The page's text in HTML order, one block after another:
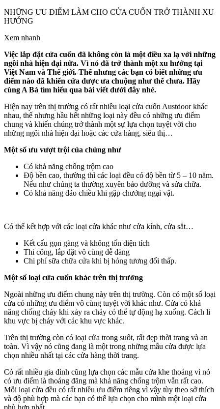
NHỮNG ƯU ĐIỂM LÀM CHO CỬA CUỐN TRỞ THÀNH XU
HƯỚNG
Xem nhanh
Việc lắp đặt cửa cuốn đã không còn là một điều xa lạ với những
ngôi nhà hiện đại nữa. Vì nó đã trở thành một xu hướng tại
Việt Nam và Thế giới. Thế nhưng các bạn có biết những ưu
điểm nào đã khiến cửa được ưa chuộng như thế chưa. Hãy
cùng A Bá tìm hiểu qua bài viết dưới đây nhé.
Hiện nay trên thị trường có rất nhiều loại cửa cuốn Austdoor khác
nhau, thế nhưng hầu hết những loại này đều có những ưu điểm
chung và khiến chúng trở thành một sự lựa chọn tuyệt vời cho
những ngôi nhà hiện đại hoặc các cửa hàng, siêu thị…
Một số ưu vượt trội của chúng như
Có khả năng chống trộm cao
Độ bền cao, thường thì các loại đều có độ bền từ 5 – 10 năm.
Nếu như chúng ta thường xuyên bảo dưỡng và sửa chữa.
Có khả năng đảo chiều khi gặp chướng ngại vật.
Có thể kết hợp với các loại cửa khác như cửa kính, cửa sắt…
Kết cấu gọn gàng và không tốn diện tích
Thi công, lắp đặt vô cùng dễ dàng
Chi phí sữa chữa cửa khi bị hỏng tương đối thấp.
Một số loại cửa cuốn khác trên thị trường
Ngoài những ưu điểm chung này trên thị trường. Còn có một số loại
cửa có những ưu điểm vô cùng tuyệt vời khác như. Cửa có khả
năng chống cháy khi xảy ra cháy có thể tự động hạ xuống. Cách li
khu vực bị cháy với các khu vực khác.
Trên thị trường còn có loại cửa trong suốt, rất đẹp thời trang và an
toàn. Vì vậy nó cũng đang là một trong những mẫu cửa được lựa
chọn nhiều nhất tại các cửa hàng thời trang.
Có rất nhiều gia đình cũng lựa chọn các mẫu cửa khe thoáng vì nó
có ưu điểm là thoáng đãng mà khả năng chống trộm vẫn rất cao.
Mỗi loại cửa đều có rất nhiều ưu điểm riêng vì vậy tùy theo sở thích
và độ phù hợp mà các bạn có thể lựa chọn cho mình một loại cửa
phù hợp nhất.